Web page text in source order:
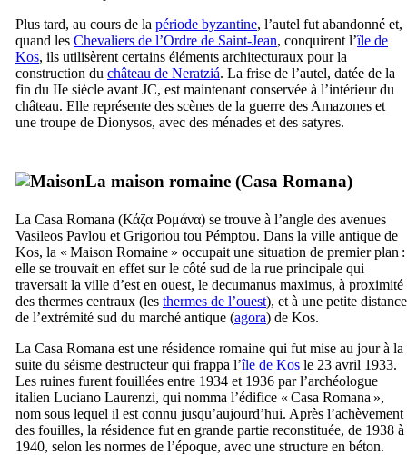
Plus tard, au cours de la période byzantine, l’autel fut abandonné et,
quand les Chevaliers de l’Ordre de Saint-Jean, conquirent l’île de
Kos, ils utilisèrent certains éléments architecturaux pour la
construction du château de Neratziá. La frise de l’autel, datée de la
fin du IIe siècle avant JC, est maintenant conservée à l’intérieur du
château. Elle représente des scènes de la guerre des Amazones et
une troupe de Dionysos, avec des ménades et des satyres.
La maison romaine (Casa Romana)
La Casa Romana (Κάζα Ρομάνα) se trouve à l’angle des avenues
Vasileos Pavlou et Grigoriou tou Pémptou. Dans la ville antique de
Kos, la « Maison Romaine » occupait une situation de premier plan :
elle se trouvait en effet sur le côté sud de la rue principale qui
traversait la ville d’est en ouest, le decumanus maximus, à proximité
des thermes centraux (les thermes de l’ouest), et à une petite distance
de l’extrémité sud du marché antique (agora) de Kos.
La Casa Romana est une résidence romaine qui fut mise au jour à la
suite du séisme destructeur qui frappa l’île de Kos le 23 avril 1933.
Les ruines furent fouillées entre 1934 et 1936 par l’archéologue
italien Luciano Laurenzi, qui nomma l’édifice « Casa Romana »,
nom sous lequel il est connu jusqu’aujourd’hui. Après l’achèvement
des fouilles, la résidence fut en grande partie reconstituée, de 1938 à
1940, selon les normes de l’époque, avec une structure en béton.